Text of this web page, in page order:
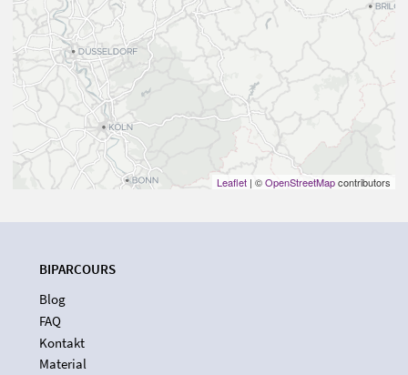
Leaflet | ©OpenStreetMapcontributors
BIPARCOURS
Blog
FAQ
Kontakt
Material